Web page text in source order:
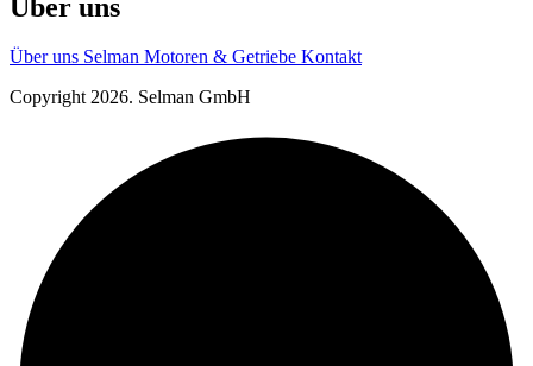
Über uns
Über uns Selman Motoren & Getriebe Kontakt
Copyright 2026. Selman GmbH